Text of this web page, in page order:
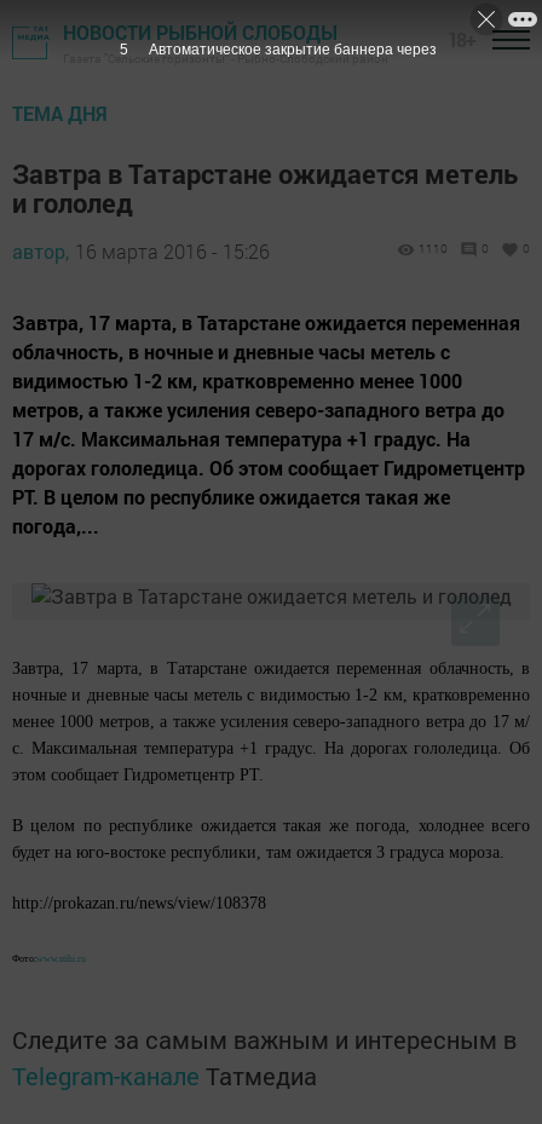
НОВОСТИ РЫБНОЙ СЛОБОДЫ
Газета "Сельские горизонты" - Рыбно-Слободский район
ТЕМА ДНЯ
Завтра в Татарстане ожидается метель
и гололед
автор, 16 марта 2016 - 15:26 1110 0 0
Завтра, 17 марта, в Татарстане ожидается переменная
облачность, в ночные и дневные часы метель с
видимостью 1-2 км, кратковременно менее 1000
метров, а также усиления северо-западного ветра до
17 м/с. Максимальная температура +1 градус. На
дорогах гололедица. Об этом сообщает Гидрометцентр
РТ. В целом по республике ожидается такая же
погода,...
Завтра, 17 марта, в Татарстане ожидается переменная облачность, в
ночные и дневные часы метель с видимостью 1-2 км, кратковременно
менее 1000 метров, а также усиления северо-западного ветра до 17 м/
с. Максимальная температура +1 градус. На дорогах гололедица. Об
этом сообщает Гидрометцентр РТ.
В целом по республике ожидается такая же погода, холоднее всего
будет на юго-востоке республики, там ожидается 3 градуса мороза.
http://prokazan.ru/news/view/108378
Фото:www.stihi.ru
Следите за самым важным и интересным в
Telegram-канале Татмедиа
4 Автоматическое закрытие баннера через